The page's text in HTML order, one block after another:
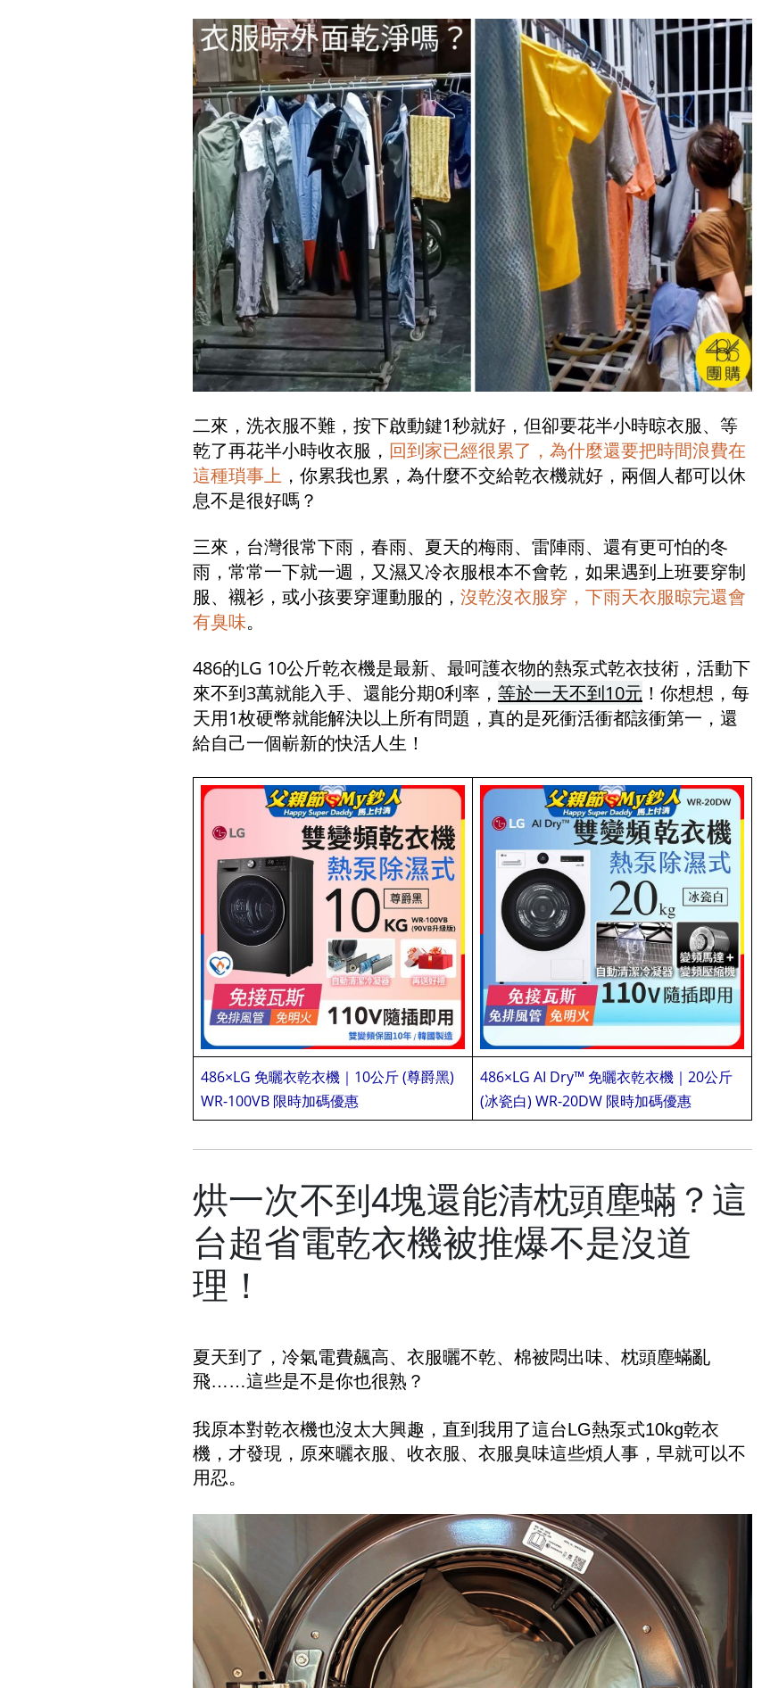
二來，洗衣服不難，按下啟動鍵1秒就好，但卻要花半小時晾衣服、等
乾了再花半小時收衣服， 回到家已經很累了，為什麼還要把時間浪費在
這種瑣事上 ，你累我也累，為什麼不交給乾衣機就好，兩個人都可以休
息不是很好嗎？
三來，台灣很常下雨，春雨、夏天的梅雨、雷陣雨、還有更可怕的冬
雨，常常一下就一週，又濕又冷衣服根本不會乾，如果遇到上班要穿制
服、襯衫，或小孩要穿運動服的， 沒乾沒衣服穿，下雨天衣服晾完還會
有臭味。
486的LG 10公斤乾衣機是最新、最呵護衣物的熱泵式乾衣技術，活動下
來不到3萬就能入手、還能分期0利率， 等於一天不到10元 ！你想想，每
天用1枚硬幣就能解決以上所有問題，真的是死衝活衝都該衝第一，還
給自己一個嶄新的快活人生！
486×LG 免曬衣乾衣機｜10公斤 (尊爵黑)
WR-100VB 限時加碼優惠
486×LG AI Dry™ 免曬衣乾衣機｜20公斤
(冰瓷白) WR-20DW 限時加碼優惠
烘一次不到4塊還能清枕頭塵蟎？這
台超省電乾衣機被推爆不是沒道
理！
夏天到了，冷氣電費飆高、衣服曬不乾、棉被悶出味、枕頭塵蟎亂
飛……這些是不是你也很熟？
我原本對乾衣機也沒太大興趣，直到我用了這台LG熱泵式10kg乾衣
機，才發現，原來曬衣服、收衣服、衣服臭味這些煩人事，早就可以不
用忍。